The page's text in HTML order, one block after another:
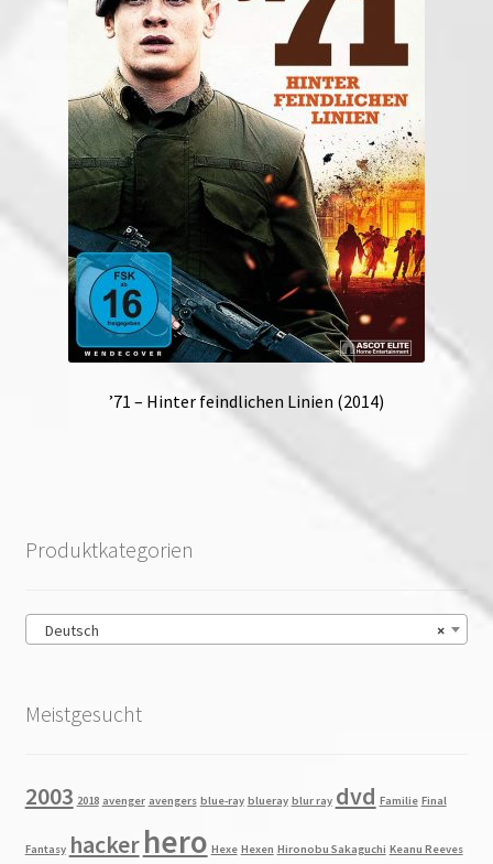
’71 – Hinter feindlichen Linien (2014)
Produktkategorien
×
Deutsch
Meistgesucht
2003 2018 avenger avengers blue-ray blueray blur ray dvd Familie Final
Fantasy hackerhero Hexe Hexen Hironobu Sakaguchi Keanu Reeves